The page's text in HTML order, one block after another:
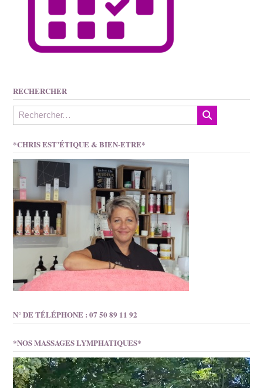
RECHERCHER
*CHRIS EST’ÉTIQUE & BIEN-ETRE*
N° DE TÉLÉPHONE : 07 50 89 11 92
*NOS MASSAGES LYMPHATIQUES*
Lecteur
vidéo